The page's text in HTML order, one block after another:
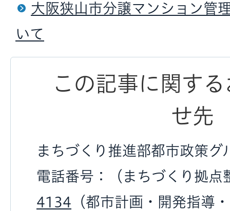
大阪狭山市分譲マンション管
いて
この記事に関す
せ先
まちづくり推進部都市政策グ
電話番号：（まちづくり拠点
4134 （都市計画・開発指導